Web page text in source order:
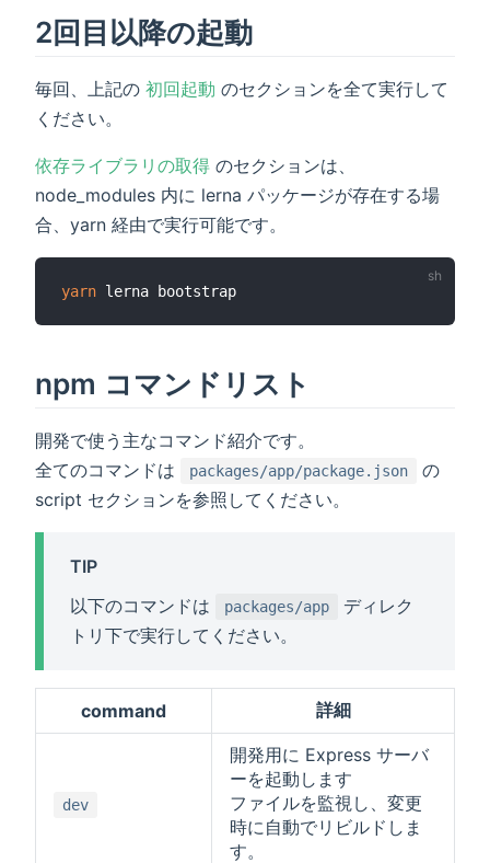
2回目以降の起動
毎回、上記の 初回起動 のセクションを全て実行して
ください。
依存ライブラリの取得 のセクションは、
node_modules 内に lerna パッケージが存在する場
合、yarn 経由で実行可能です。
yarn
npm コマンドリスト
開発で使う主なコマンド紹介です。
全てのコマンドは
packages/app/package.json
の
script セクションを参照してください。
TIP
以下のコマンドは
packages/app
ディレク
トリ下で実行してください。
command 詳細
dev
開発用に Express サーバ
ーを起動します
ファイルを監視し、変更
時に自動でリビルドしま
す。